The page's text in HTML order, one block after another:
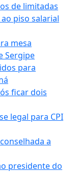
de limitadas
piso salarial
mesa
Sergipe
para
ficar dois
legal para CPI
a
presidente do